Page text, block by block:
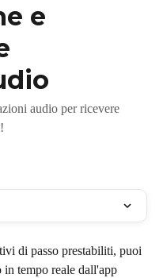
e
audio per ricevere
di passo prestabiliti, puoi
tempo reale dall'app